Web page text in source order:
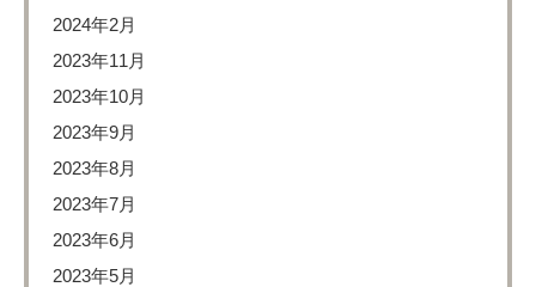
2024年2月
2023年11月
2023年10月
2023年9月
2023年8月
2023年7月
2023年6月
2023年5月